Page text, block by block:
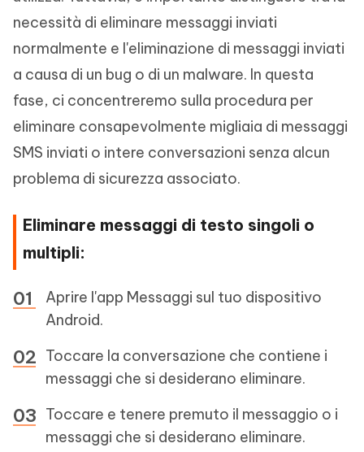
necessità di eliminare messaggi inviati
normalmente e l'eliminazione di messaggi inviati
a causa di un bug o di un malware. In questa
fase, ci concentreremo sulla procedura per
eliminare consapevolmente migliaia di messaggi
SMS inviati o intere conversazioni senza alcun
problema di sicurezza associato.
Eliminare messaggi di testo singoli o
multipli:
Aprire l'app Messaggi sul tuo dispositivo
Android.
Toccare la conversazione che contiene i
messaggi che si desiderano eliminare.
Toccare e tenere premuto il messaggio o i
messaggi che si desiderano eliminare.